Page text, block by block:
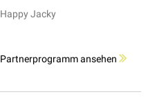
Happy Jacky
Partnerprogramm ansehen